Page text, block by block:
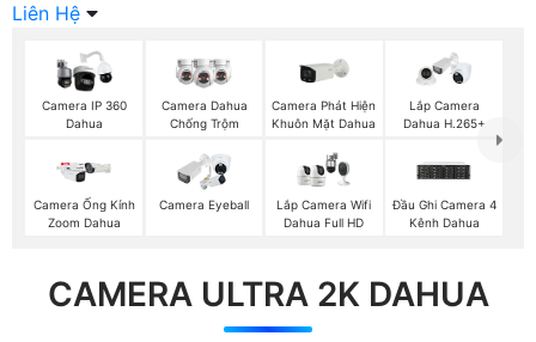
Liên Hệ
Camera IP 360
Dahua
Camera Dahua
Chống Trộm
Camera Phát Hiện
Khuôn Mặt Dahua
Lắp Camera
Dahua H.265+
Camera Ống Kính
Zoom Dahua
Camera Eyeball
Lắp Camera Wifi
Dahua Full HD
Đầu Ghi Camera 4
Kênh Dahua
CAMERA ULTRA 2K DAHUA